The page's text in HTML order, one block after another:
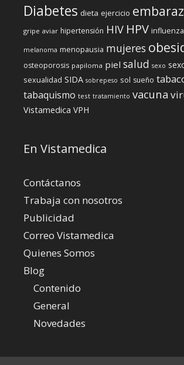
Diabetes dieta ejercicio
gripe aviar hipertensión HIV HPV influenza
melanoma menopausia mujeres
osteoporosis papiloma piel salud sexo
sexualidad SIDA sobrepeso sol sueño
tabaquismo test tratamiento vacuna
Vistamedica VPH
En Vistamedica
Contáctanos
Trabaja con nosotros
Publicidad
Correo Vistamedica
Quienes Somos
Blog
Contenido
General
Novedades